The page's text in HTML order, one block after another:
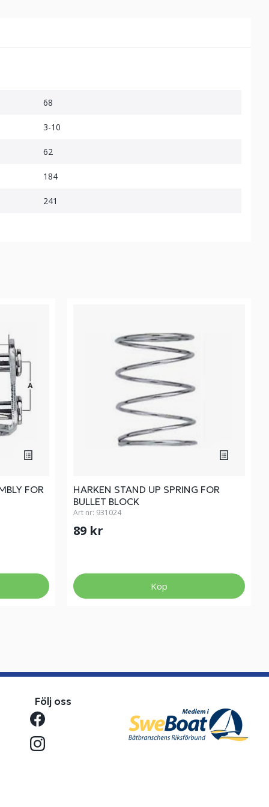
68
3-10
62
184
241
FOR
HARKEN STAND UP SPRING FOR
BULLET BLOCK
Art nr: 931024
89 kr
Köp
Följ oss